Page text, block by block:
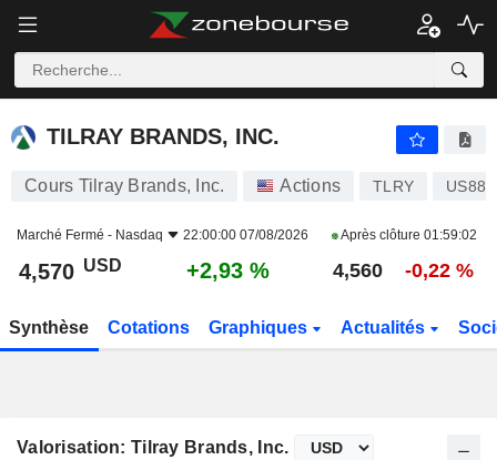
TILRAY BRANDS, INC.
TILRAY BRANDS, INC.
Cours Tilray Brands, Inc. Actions TLRY
Marché Fermé - Nasdaq 22:00:00 07/08/2026 Après clôture 01:59:02
4,570 USD +2,93 % 4,560 -0,22 %
Synthèse Cotations Graphiques Actualités
Valorisation: Tilray Brands, Inc.